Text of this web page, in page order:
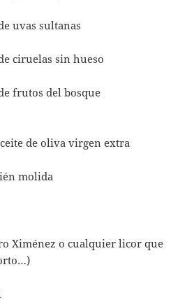
uvas sultanas
ciruelas sin hueso
frutos del bosque
de oliva virgen extra
molida
Ximénez o cualquier licor que